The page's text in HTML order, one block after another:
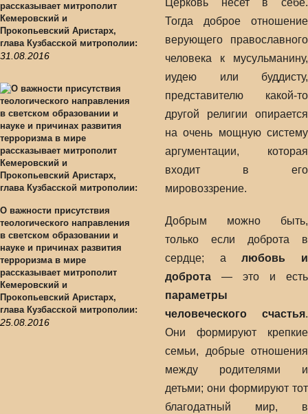
рассказывает митрополит
Кемеровский и
Прокопьевский Аристарх,
глава Кузбасской митрополии:
31.08.2016
О важности присутствия
теологического направления
в светском образовании и
науке и причинах развития
терроризма в мире
рассказывает митрополит
Кемеровский и
Прокопьевский Аристарх,
глава Кузбасской митрополии:
25.08.2016
Церковь несет в себе.
Тогда доброе отношение
верующего православного
человека к мусульманину,
иудею или буддисту,
представителю какой-то
другой религии опирается
на очень мощную систему
аргументации, которая
входит в его
мировоззрение.
Добрым можно быть,
только если доброта в
сердце; алюбовь и
доброта — это и есть
параметры
человеческого счастья.
Они формируют крепкие
семьи, добрые отношения
между родителями и
детьми; они формируют тот
благодатный мир, в